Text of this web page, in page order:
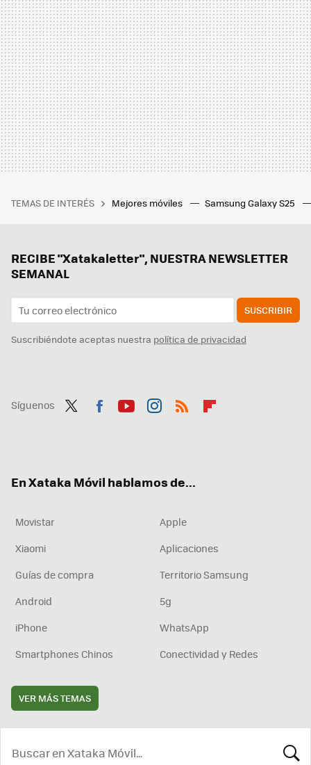
TEMAS DE INTERÉS Mejores móviles Samsung Galaxy S25
RECIBE "Xatakaletter", NUESTRA NEWSLETTER
SEMANAL
SUSCRIBIR
Suscribiéndote aceptas nuestra política de privacidad
Síguenos
En Xataka Móvil hablamos de...
Movistar
Apple
Xiaomi
Aplicaciones
Guías de compra
Territorio Samsung
Android
5g
iPhone
WhatsApp
Smartphones Chinos
Conectividad y Redes
VER MÁS TEMAS